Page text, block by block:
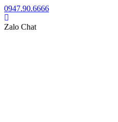
0947.90.6666
Zalo Chat